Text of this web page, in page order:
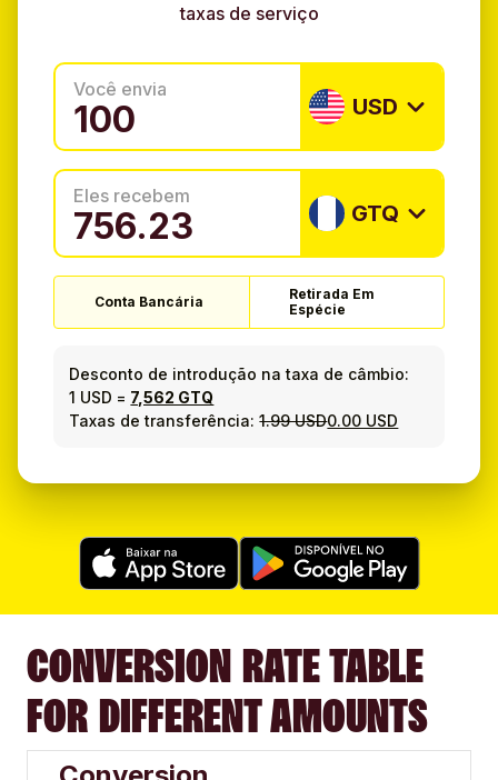
taxas de serviço
Você envia
USD
Eles recebem
GTQ
Conta Bancária
Retirada Em
Espécie
Desconto de introdução na taxa de câmbio:
1 USD = 7,562 GTQ
Taxas de transferência:1.99 USD0.00 USD
CONVERSION RATE TABLE
FOR DIFFERENT AMOUNTS